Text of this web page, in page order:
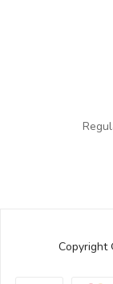
Copyright